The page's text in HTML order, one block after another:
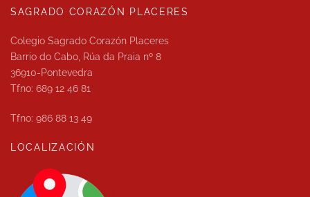
SAGRADO CORAZÓN PLACERES
Colegio Sagrado Corazón Placeres
Barrio do Cabo, Rúa da Praia nº 8
36910-Pontevedra
Tfno: 689 12 46 81
Tfno: 986 88 13 49
LOCALIZACIÓN